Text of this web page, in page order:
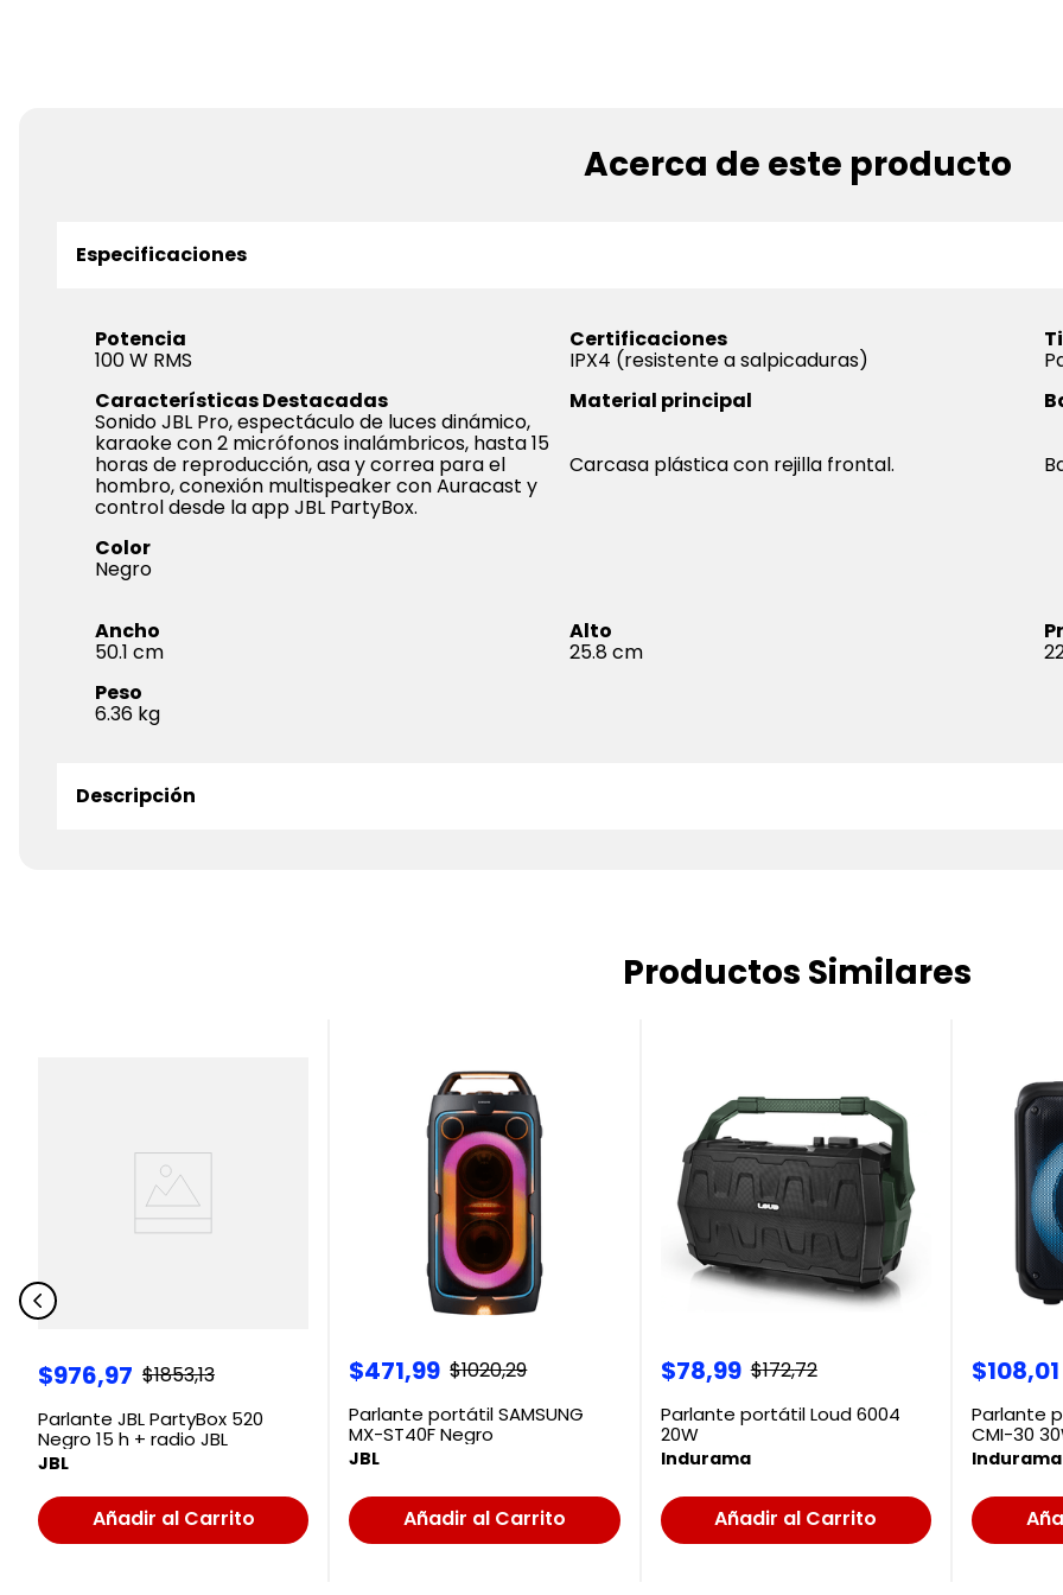
Acerca de este producto
Especificaciones
Potencia
100 W RMS
Certificaciones
IPX4 (resistente a salpicaduras)
Características Destacadas
Sonido JBL Pro, espectáculo de luces dinámico,
karaoke con 2 micrófonos inalámbricos, hasta 15
horas de reproducción, asa y correa para el
hombro, conexión multispeaker con Auracast y
control desde la app JBL PartyBox.
Material principal
Carcasa plástica con rejilla frontal.
Color
Negro
Ancho
50.1
Alto
25.8
Peso
6.36
Descripción
Productos Similares
$976,97 $1853,13
Parlante JBL PartyBox 520
Negro 15 h + radio JBL
JBL
Añadir al Carrito
$471,99 $1020,29
Parlante portátil SAMSUNG
MX-ST40F Negro
JBL
Añadir al Carrito
$78,99 $172,72
Parlante portátil Loud 6004
20W
Indurama
Añadir al Carrito
$108,01
Parlante
CMI-30
Indurama